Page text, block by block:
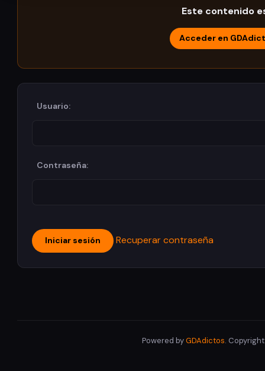
Este contenido
Acceder en
Usuario:
Contraseña:
Recuperar contraseña
Powered byGDAdictos.